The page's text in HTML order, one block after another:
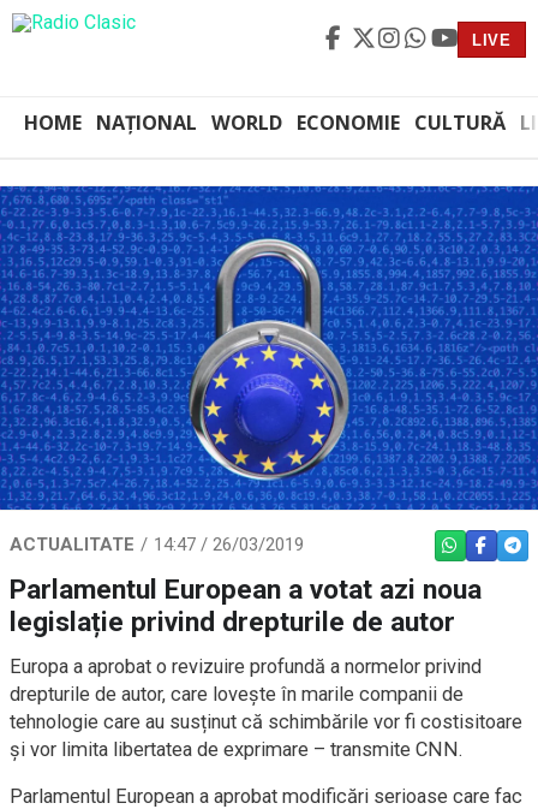
LIVE
HOME NAȚIONAL WORLD ECONOMIE CULTURĂ
ACTUALITATE 14:47 / 26/03/2019 WHATSAPP
Parlamentul European a votat azi noua
legislație privind drepturile de autor
Europa a aprobat o revizuire profundă a normelor privind
drepturile de autor, care lovește în marile companii de
tehnologie care au susținut că schimbările vor fi costisitoare
și vor limita libertatea de exprimare – transmite CNN.
Parlamentul European a aprobat modificări serioase care fac